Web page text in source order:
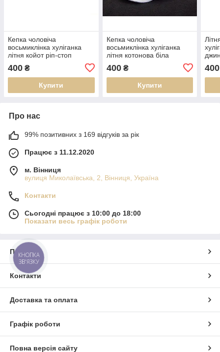
Кепка чоловіча
восьмиклінка хуліганка
літня койот ріп-стоп
400 ₴
Купити
Кепка чоловіча
восьмиклінка хуліганка
літня котонова біла
400₴
Купити
400
Про нас
99% позитивних з 169 відгуків за рік
Працює з 11.12.2020
м. Вінниця
вулиця Миколаївська, 2, Вінниця, Україна
Контакти
Сьогодні працює з 10:00 до 18:00
Показати весь графік роботи
Про нас
Контакти
Доставка та оплата
Графік роботи
Повна версія сайту
КНОПКА
ЗВ'ЯЗКУ